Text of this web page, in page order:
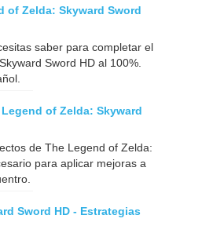
of Zelda: Skyward Sword
saber para completar el
Sword HD al 100%.
of Zelda: Skyward
de The Legend of Zelda:
para aplicar mejoras a
Sword HD - Estrategias